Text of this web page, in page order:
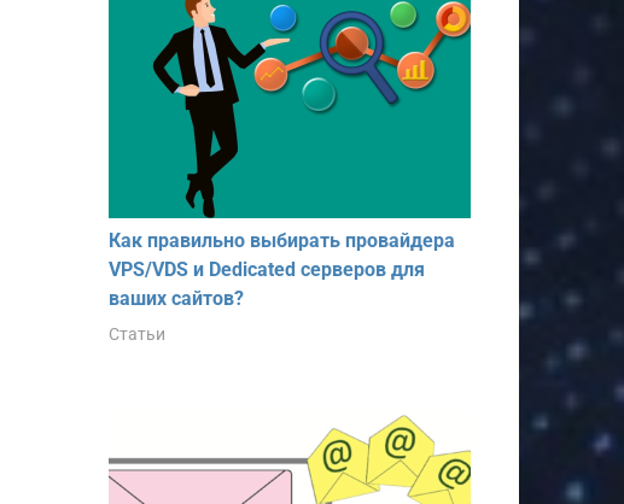
Как правильно выбирать провайдера
VPS/VDS и Dedicated серверов для
ваших сайтов?
Статьи